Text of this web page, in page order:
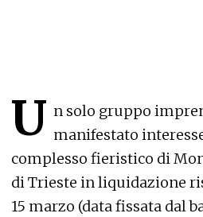
U n solo gruppo
manifestato
complesso fieristico di
di Trieste in liquidazione
15 marzo (data fissata dal